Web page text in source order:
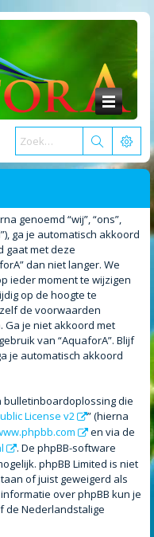
genoemd “wij”, “ons”,
ga je automatisch akkoord
gaat met deze
dan niet langer. We
ieder moment te wijzigen
op de hoogte te
de voorwaarden
Ga je niet akkoord met
van “AquaforA”. Blijf
je automatisch akkoord
bulletinboardoplossing die
License v2
” (hierna
en via de
. De phpBB-software
phpBB Limited is niet
of juist geweigerd als
over phpBB kun je
de Nederlandstalige